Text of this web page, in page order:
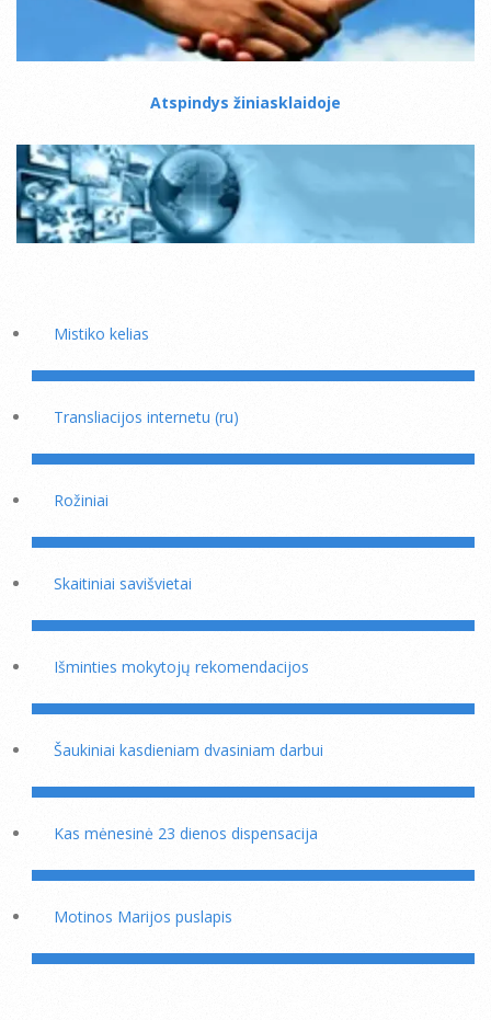
Atspindys žiniasklaidoje
Mistiko kelias
Transliacijos internetu (ru)
Rožiniai
Skaitiniai savišvietai
Išminties mokytojų rekomendacijos
Šaukiniai kasdieniam dvasiniam darbui
Kas mėnesinė 23 dienos dispensacija
Motinos Marijos puslapis